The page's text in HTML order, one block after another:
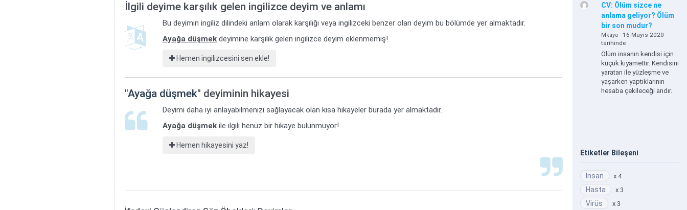
İlgili deyime karşılık gelen ingilizce deyim ve anlamı
Bu deyimin ingiliz dilindeki anlam olarak karşılığı veya ingilizceki benzer olan deyim bu bölümde yer almaktadır.
Ayağa düşmekdeyimine karşılık gelen ingilizce deyim eklenmemiş!
Hemen ingilizcesini sen ekle!
"Ayağa düşmek" deyiminin hikayesi
Deyimi daha iyi anlayabilmenizi sağlayacak olan kısa hikayeler burada yer almaktadır.
Ayağa düşmekile ilgili henüz bir hikaye bulunmuyor!
Hemen hikayesini yaz!
CV: Ölüm sizce ne
anlama geliyor? Ölüm
bir son mudur?
Mkaya - 16 Mayıs 2020
tarihinde
Ölüm insanın kendisi için
küçük kıyamettir. Kendisini
yaratan ile yüzleşme ve
yaşarken yaptıklarının
hesaba çekileceği andır.
Etiketler Bileşeni
İnsan x 4
Hasta x 3
Virüs x 3